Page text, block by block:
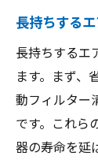
エ
修
定法
エ
長
長持ちする
長持ちするエ
ます。まず、
動フィルター
です。これら
器の寿命を延